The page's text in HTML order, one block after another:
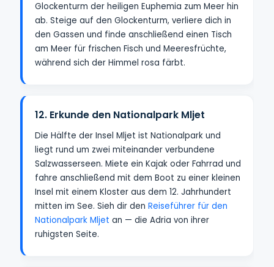
Glockenturm der heiligen Euphemia zum Meer hin
ab. Steige auf den Glockenturm, verliere dich in
den Gassen und finde anschließend einen Tisch
am Meer für frischen Fisch und Meeresfrüchte,
während sich der Himmel rosa färbt.
12. Erkunde den Nationalpark Mljet
Die Hälfte der Insel Mljet ist Nationalpark und
liegt rund um zwei miteinander verbundene
Salzwasserseen. Miete ein Kajak oder Fahrrad und
fahre anschließend mit dem Boot zu einer kleinen
Insel mit einem Kloster aus dem 12. Jahrhundert
mitten im See. Sieh dir den Reiseführer für den
Nationalpark Mljet an — die Adria von ihrer
ruhigsten Seite.